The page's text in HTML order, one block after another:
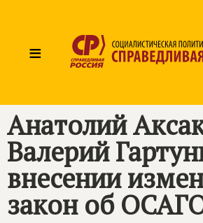
≡
Анатолий
Валерий
внесении
закон об